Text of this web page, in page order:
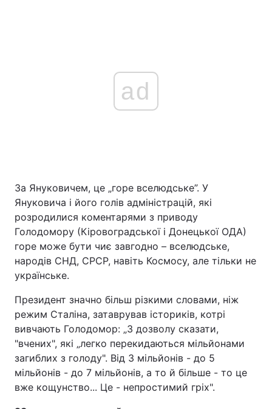
ad
За Януковичем, це „горе вселюдське”. У
Януковича і його голів адміністрацій, які
розродилися коментарями з приводу
Голодомору (Кіровоградської і Донецької ОДА)
горе може бути чиє завгодно – вселюдське,
народів СНД, СРСР, навіть Космосу, але тільки не
українське.
Президент значно більш різкими словами, ніж
режим Сталіна, затаврував істориків, котрі
вивчають Голодомор: „З дозволу сказати,
"вчених", які „легко перекидаються мільйонами
загиблих з голоду". Від 3 мільйонів - до 5
мільйонів - до 7 мільйонів, а то й більше - то це
вже кощунство... Це - непростимий гріх".